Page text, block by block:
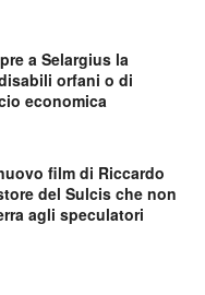
a Selargius la
orfani o di
economica
film di Riccardo
del Sulcis che non
agli speculatori